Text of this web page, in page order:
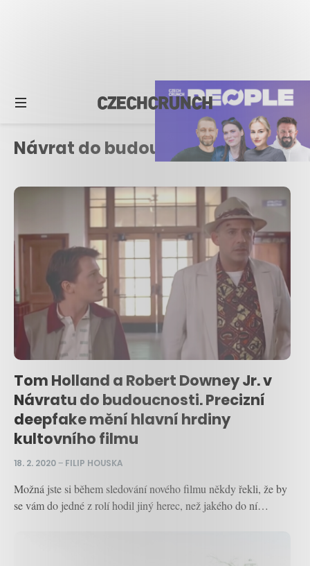
Návrat do budoucnosti
Tom Holland a Robert Downey Jr. v
Návratu do budoucnosti. Precizní
deepfake mění hlavní hrdiny
kultovního filmu
18. 2. 2020– FILIP HOUSKA
Možná jste si během sledování nového filmu někdy řekli, že by
se vám do jedné z rolí hodil jiný herec, než jakého do ní…